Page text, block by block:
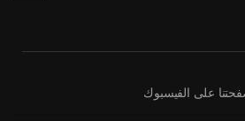
على الفيسبوك